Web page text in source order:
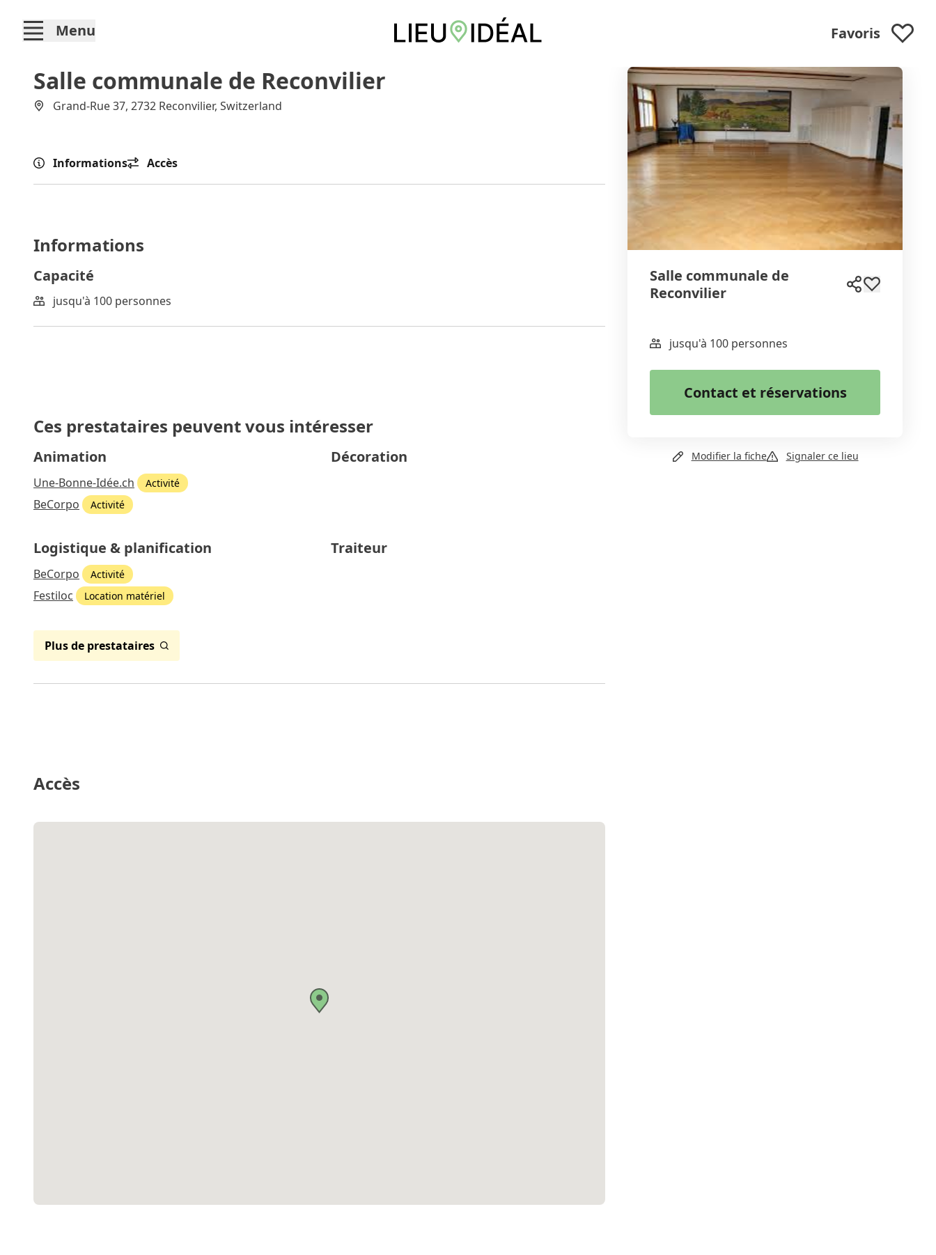
Menu Favoris
Salle communale de Reconvilier
Grand-Rue 37, 2732 Reconvilier, Switzerland
Informations Accès
Informations
Capacité
jusqu'à 100 personnes
Ces prestataires peuvent vous intéresser
Animation
Une-Bonne-Idée.ch Activité
BeCorpo Activité
Décoration
Logistique & planification
BeCorpo Activité
Festiloc Location matériel
Traiteur
Plus de prestataires
Accès
Salle communale de
Reconvilier
WhatsApp
Email
Copier le lien
jusqu'à 100 personnes
Contact et réservations
Modifier la fiche
Signaler ce lieu